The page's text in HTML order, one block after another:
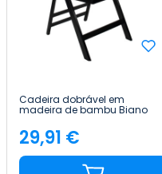
Cadeira dobrável em
madeira de bambu Biano
Preço
29,91 €